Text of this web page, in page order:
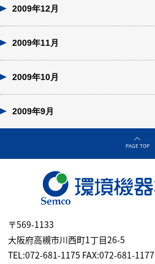
2009年12月
2009年11月
2009年10月
2009年9月
PAGE TOP
〒569-1133
大阪府高槻市川西町1丁目26-5
TEL:072-681-1175 FAX:072-681-1177